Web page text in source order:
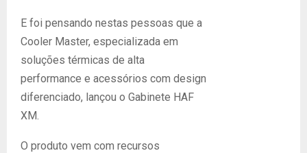
E foi pensando nestas pessoas que a
Cooler Master, especializada em
soluções térmicas de alta
performance e acessórios com design
diferenciado, lançou o Gabinete HAF
XM.
O produto vem com recursos